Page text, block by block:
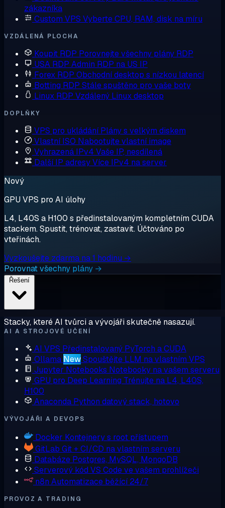
zákazníka
Custom VPS Vyberte CPU, RAM, disk na míru
VZDÁLENÁ PLOCHA
Koupit RDP Porovnejte všechny plány RDP
USA RDP Admin RDP na US IP
Forex RDP Obchodní desktop s nízkou latencí
Botting RDP Stále spuštěno pro vaše boty
Linux RDP Vzdálený Linux desktop
DOPLŇKY
VPS pro ukládání Plány s velkým diskem
Vlastní ISO Nabootujte vlastní image
Vyhrazená IPv4 Vaše IP, nesdílená
Další IP adresyVíce IPv4 na server
Nový
GPU VPS pro AI úlohy
L4, L40S a H100 s předinstalovaným kompletním CUDA
stackem. Spustit, trénovat, zastavit. Účtováno po
vteřinách.
Vyzkoušejte zdarma na 1 hodinu →
Porovnat všechny plány →
Stacky, které AI tvůrci a vývojáři skutečně nasazují.
AI A STROJOVÉ UČENÍ
AI VPS Předinstalovaný PyTorch a CUDA
Ollama NewSpouštějte LLM na vlastním VPS
Jupyter Notebooks Notebooky na vašem serveru
GPU pro Deep Learning Trénujte na L4, L40S,
H100
Anaconda Python datový stack, hotovo
VÝVOJÁŘI A DEVOPS
Docker Kontejnery s root přístupem
GitLab Git + CI/CD na vlastním serveru
Databáze Postgres, MySQL, MongoDB
Serverový kód VS Code ve vašem prohlížeči
n8n Automatizace běžící 24/7
PROVOZ A TRADING